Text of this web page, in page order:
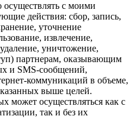
с моими
действия: сбор, запись,
уточнение
извлечение,
уничтожение,
партнерам, оказывающим
и SMS‑сообщений,
в объеме,
выше целей.
может осуществляться как с
так и без их